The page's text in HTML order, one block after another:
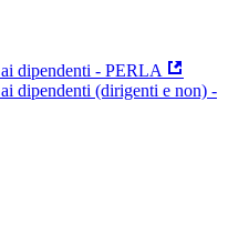
dipendenti - PERLA
dipendenti (dirigenti e non) -